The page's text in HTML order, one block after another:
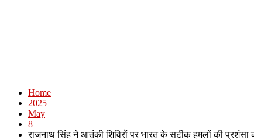
Home
2025
May
8
राजनाथ सिंह ने आतंकी शिविरों पर भारत के सटीक हमलों की प्रशंसा